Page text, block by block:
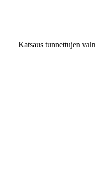
Katsaus tunnettujen